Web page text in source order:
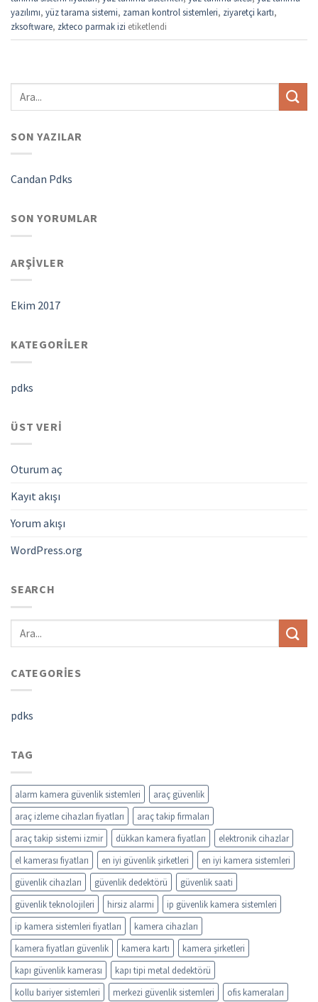
yazılımı, yüz tarama sistemi, zaman kontrol sistemleri, ziyaretçi kartı,
zksoftware, zkteco parmak izi etiketlendi
SON YAZILAR
Candan Pdks
SON YORUMLAR
ARŞIVLER
Ekim 2017
KATEGORILER
pdks
ÜST VERI
Oturum aç
Kayıt akışı
Yorum akışı
WordPress.org
SEARCH
CATEGORIES
pdks
TAG
alarm kamera güvenlik sistemleri
araç güvenlik
araç izleme cihazları fiyatları
araç takip firmaları
araç takip sistemi izmir
dükkan kamera fiyatları
elektronik cihazlar
el kamerası fiyatları
en iyi güvenlik şirketleri
en iyi kamera sistemleri
güvenlik cihazları
güvenlik dedektörü
güvenlik saati
güvenlik teknolojileri
hirsiz alarmi
ip güvenlik kamera sistemleri
ip kamera sistemleri fiyatları
kamera cihazları
kamera fiyatları güvenlik
kamera kartı
kamera şirketleri
kapı güvenlik kamerası
kapı tipi metal dedektörü
kollu bariyer sistemleri
merkezi güvenlik sistemleri
ofis kameraları